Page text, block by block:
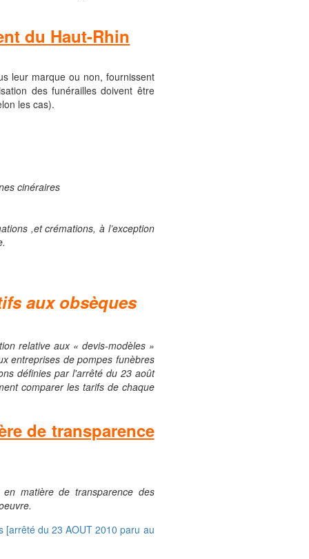
du Haut-Rhin
leur marque ou non, fournissent
des funérailles doivent être
les cas).
cinéraires
,et crémations, à l’exception
aux obsèques
relative aux « devis-modèles »
entreprises de pompes funèbres
définies par l'arrêté du 23 août
comparer les tarifs de chaque
de transparence
matière de transparence des
[arrêté du 23 AOUT 2010 paru au